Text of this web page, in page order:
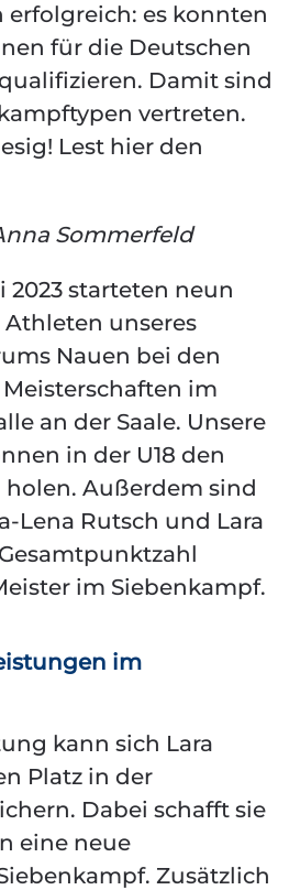
erfolgreich: es konnten
für die Deutschen
Damit sind
vertreten.
Lest hier den
Sommerfeld
2023 starteten neun
unseres
Nauen bei den
im
an der Saale. Unsere
in der U18 den
Außerdem sind
Lena Rutsch und Lara
im Siebenkampf.
im
kann sich Lara
Platz in der
Dabei schafft sie
eine neue
Zusätzlich